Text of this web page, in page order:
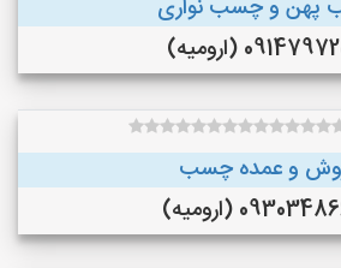
و چسب نواری
(ارومیه)
و عمده چسب
(ارومیه)